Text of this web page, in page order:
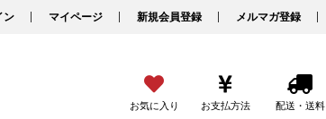
ン マイページ 新規会員登録 メルマガ登録
お気に入り お支払方法 配送・送料